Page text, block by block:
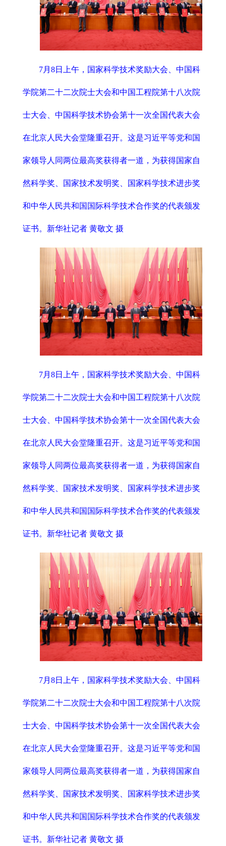
7月8日上午，国家科学技术奖励大会、中国科
学院第二十二次院士大会和中国工程院第十八次院
士大会、中国科学技术协会第十一次全国代表大会
在北京人民大会堂隆重召开。这是习近平等党和国
家领导人同两位最高奖获得者一道，为获得国家自
然科学奖、国家技术发明奖、国家科学技术进步奖
和中华人民共和国国际科学技术合作奖的代表颁发
证书。新华社记者 黄敬文 摄
7月8日上午，国家科学技术奖励大会、中国科
学院第二十二次院士大会和中国工程院第十八次院
士大会、中国科学技术协会第十一次全国代表大会
在北京人民大会堂隆重召开。这是习近平等党和国
家领导人同两位最高奖获得者一道，为获得国家自
然科学奖、国家技术发明奖、国家科学技术进步奖
和中华人民共和国国际科学技术合作奖的代表颁发
证书。新华社记者 黄敬文 摄
7月8日上午，国家科学技术奖励大会、中国科
学院第二十二次院士大会和中国工程院第十八次院
士大会、中国科学技术协会第十一次全国代表大会
在北京人民大会堂隆重召开。这是习近平等党和国
家领导人同两位最高奖获得者一道，为获得国家自
然科学奖、国家技术发明奖、国家科学技术进步奖
和中华人民共和国国际科学技术合作奖的代表颁发
证书。新华社记者 黄敬文 摄